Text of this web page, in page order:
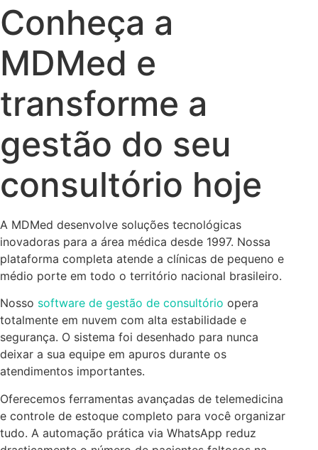
Conheça a
MDMed e
transforme a
gestão do seu
consultório hoje
A MDMed desenvolve soluções tecnológicas
inovadoras para a área médica desde 1997. Nossa
plataforma completa atende a clínicas de pequeno e
médio porte em todo o território nacional brasileiro.
Nosso software de gestão de consultório opera
totalmente em nuvem com alta estabilidade e
segurança. O sistema foi desenhado para nunca
deixar a sua equipe em apuros durante os
atendimentos importantes.
Oferecemos ferramentas avançadas de telemedicina
e controle de estoque completo para você organizar
tudo. A automação prática via WhatsApp reduz